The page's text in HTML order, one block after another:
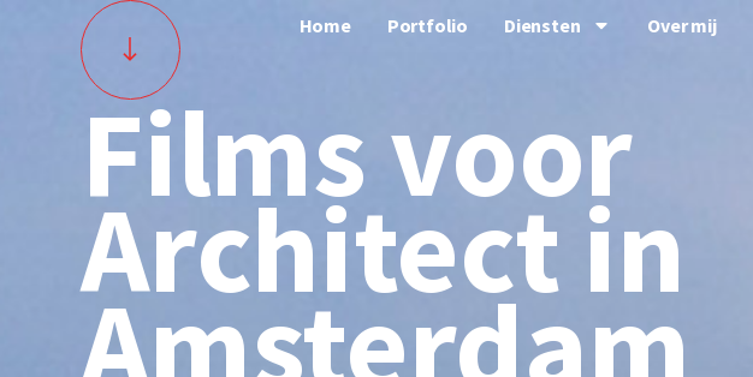
Home Portfolio Diensten Over mij
Films voor
Architect in
Amsterdam